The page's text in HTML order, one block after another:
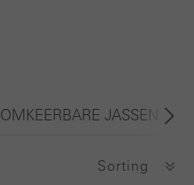
OMKEERBARE JASSEN
Sorting